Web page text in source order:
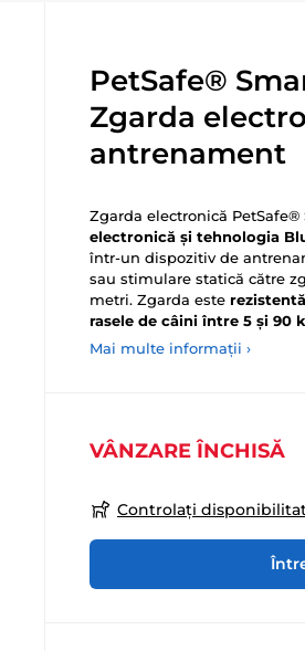
PetSafe®
Zgarda
antrenament
Zgarda electronică PetSafe®
electronică și tehnologia
într-un dispozitiv de
sau stimulare statică către
metri. Zgarda este
rasele de câini între 5 și 90
Mai multe informații ›
VÂNZARE ÎNCHISĂ
Controlați